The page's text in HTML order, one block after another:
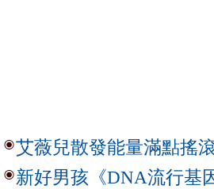
艾薇兒散發能量滿點搖
新好男孩《DNA流行基